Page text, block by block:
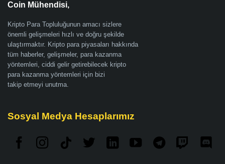
Coin Mühendisi,
Kripto Para Topluluğunun amacı sizlere
önemli gelişmeleri hızlı ve doğru şekilde
ulaştırmaktır. Kripto para piyasaları hakkında
tüm haberler, gelişmeler, para kazanma
yöntemleri, ciddi gelir getirebilecek kripto
para kazanma yöntemleri için bizi
takip etmeyi unutma.
Sosyal Medya Hesaplarımız